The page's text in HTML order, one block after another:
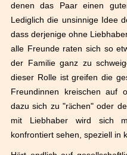
denen das Paar einen
Lediglich die unsinnige Idee
dass derjenige ohne
alle Freunde raten sich so
der Familie ganz zu
dieser Rolle ist greifen die
Freundinnen kreischen auf
dazu sich zu "rächen" oder
mit Liebhaber wird sich
konfrontiert sehen, speziell in